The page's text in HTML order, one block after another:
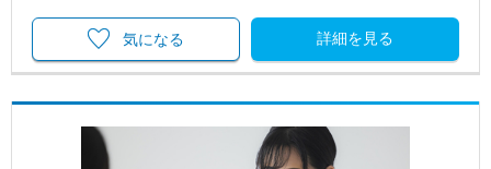
詳細を見る
気になる